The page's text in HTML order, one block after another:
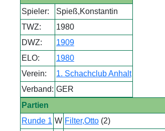
Spieler:
Spieß,Konstantin
TWZ:
1980
DWZ:
1909
ELO:
1980
Verein:
1. Schachclub Anhalt
Verband: GER
Partien
Runde 1 W Filter,Otto(2)